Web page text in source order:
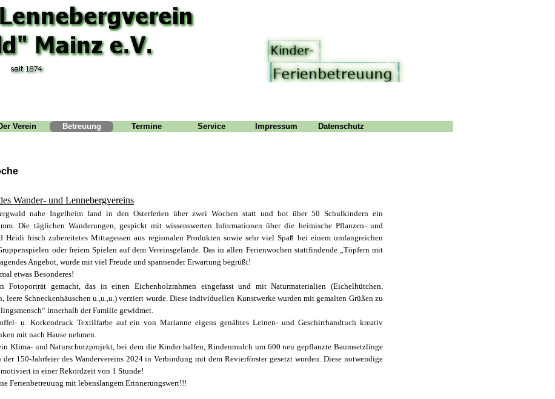
Verein Betreuung Termine Service Impressum Datenschutz
Wander- und Lennebergvereins
nahe Ingelheim fand in den Osterferien über zwei Wochen statt und bot über 50 Schulkindern ein
Die täglichen Wanderungen, gespickt mit wissenswerten Informationen über die heimische Pflanzen- und
frisch zubereitetes Mittagessen aus regionalen Produkten sowie sehr viel Spaß bei einem umfangreichen
oder freiem Spielen auf dem Vereinsgelände. Das in allen Ferienwochen stattfindende „Töpfern mit
Angebot, wurde mit viel Freude und spannender Erwartung begrüßt!
etwas Besonderes!
Fotoporträt gemacht, das in einen Eichenholzrahmen eingefasst und mit Naturmaterialien (Eichelhütchen,
leere Schneckenhäuschen u.,u.,u.) verziert wurde. Diese individuellen Kunstwerke wurden mit gemalten Grüßen zu
innerhalb der Familie gewidmet.
u. Korkendruck Textilfarbe auf ein von Marianne eigens genähtes Leinen- und Geschirrhandtuch kreativ
mit nach Hause nehmen.
Klima- und Naturschutzprojekt, bei dem die Kinder halfen, Rindenmulch um 600 neu gepflanzte Baumsetzlinge
150-Jahrfeier des Wandervereins 2024 in Verbindung mit dem Revierförster gesetzt wurden. Diese notwendige
in einer Rekordzeit von 1 Stunde!
Ferienbetreuung mit lebenslangem Erinnerungswert!!!